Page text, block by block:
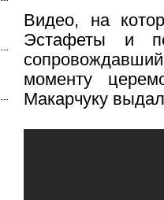
Видео, на
Эстафеты и
моменту
Макарчуку